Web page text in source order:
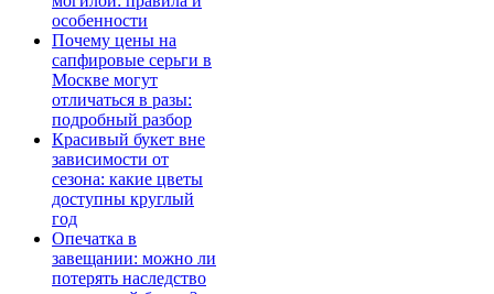
особенности
Почему цены на
сапфировые серьги в
Москве могут
отличаться в разы:
подробный разбор
Красивый букет вне
зависимости от
сезона: какие цветы
доступны круглый
год
Опечатка в
завещании: можно ли
потерять наследство